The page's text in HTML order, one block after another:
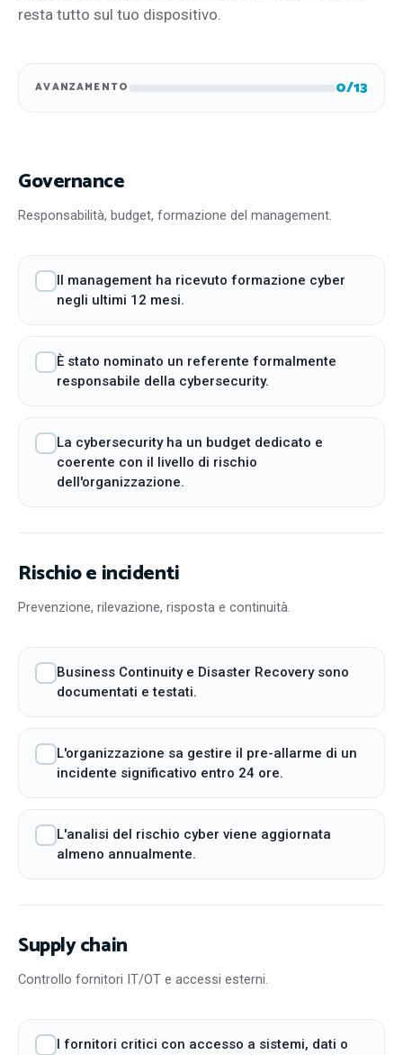
resta tutto sul tuo dispositivo.
AVANZAMENTO 0/13
Governance
Responsabilità, budget, formazione del management.
Il management ha ricevuto formazione cyber
negli ultimi 12 mesi.
È stato nominato un referente formalmente
responsabile della cybersecurity.
La cybersecurity ha un budget dedicato e
coerente con il livello di rischio
dell'organizzazione.
Rischio e incidenti
Prevenzione, rilevazione, risposta e continuità.
Business Continuity e Disaster Recovery sono
documentati e testati.
L'organizzazione sa gestire il pre-allarme di un
incidente significativo entro 24 ore.
L'analisi del rischio cyber viene aggiornata
almeno annualmente.
Supply chain
Controllo fornitori IT/OT e accessi esterni.
I fornitori critici con accesso a sistemi, dati o